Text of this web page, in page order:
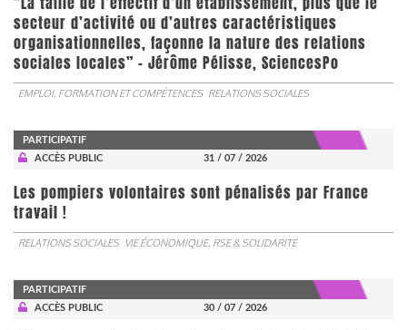
secteur d’activité ou d’autres caractéristiques
organisationnelles, façonne la nature des relations
sociales locales” - Jérôme Pélisse, SciencesPo
EMPLOI, FORMATION ET COMPÉTENCES RELATIONS SOCIALES
PARTICIPATIF
ACCÈS PUBLIC
31 / 07 / 2026
Les pompiers volontaires sont pénalisés par France
travail !
RELATIONS SOCIALES VIE ÉCONOMIQUE, RSE & SOLIDARITÉ
PARTICIPATIF
ACCÈS PUBLIC
30 / 07 / 2026